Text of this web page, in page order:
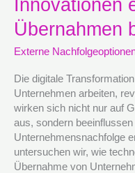
Innovationen
Übernahmen
Externe
Die digitale
Unternehmen arbeiten,
wirken sich nicht nur auf
aus, sondern
Unternehmensnachfolge
untersuchen wir, wie
Übernahme von
Wie
digitale
Innovationen
externe
beeinflussen